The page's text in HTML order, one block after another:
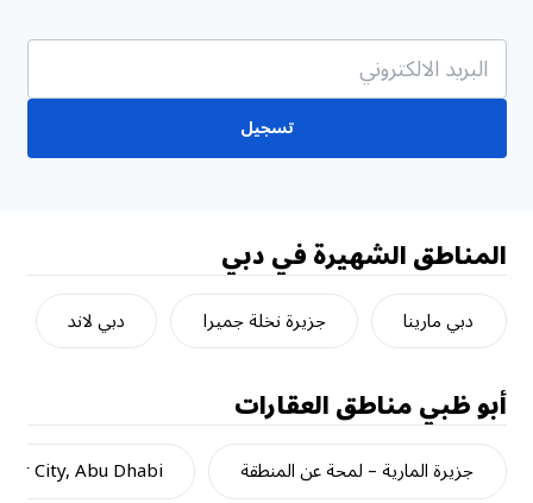
تسجيل
المناطق الشهيرة في دبي
دبي مارينا جزيرة نخلة جميرا دبي لاند
أبو ظبيمناطق العقارات
جزيرة المارية – لمحة عن المنطقة City, Abu Dhabi